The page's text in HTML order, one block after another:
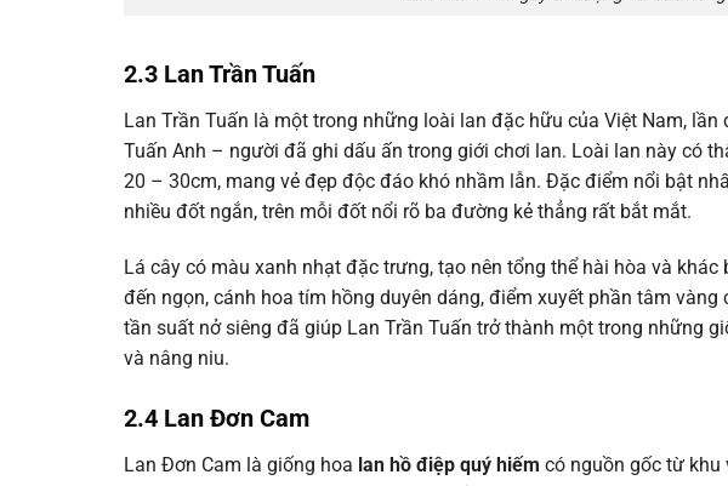
2.3 Lan Trần Tuấn
Lan Trần Tuấn là một trong những loài lan đặc hữu của Việt Nam,
Tuấn Anh – người đã ghi dấu ấn trong giới chơi lan. Loài lan này có
20 – 30cm, mang vẻ đẹp độc đáo khó nhầm lẫn. Đặc điểm nổi bật
nhiều đốt ngắn, trên mỗi đốt nổi rõ ba đường kẻ thẳng rất bắt mắt.
Lá cây có màu xanh nhạt đặc trưng, tạo nên tổng thể hài hòa và
đến ngọn, cánh hoa tím hồng duyên dáng, điểm xuyết phần tâm
tần suất nở siêng đã giúp Lan Trần Tuấn trở thành một trong những
và nâng niu.
2.4 Lan Đơn Cam
Lan Đơn Cam là giống hoa lan hồ điệp quý hiếm có nguồn gốc từ khu